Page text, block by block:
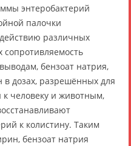
энтеробактерий
палочки
различных
сопротивляемость
бензоат натрия,
дозах, разрешённых для
к человеку и животным,
к колистину. Таким
бензоат натрия